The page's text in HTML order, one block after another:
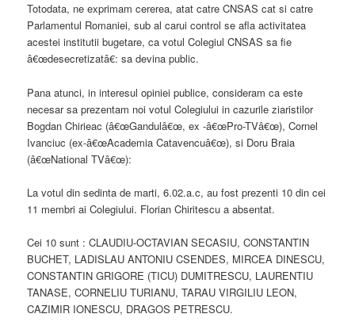
Totodata, ne exprimam cererea, atat catre CNSAS cat si catre
Parlamentul Romaniei, sub al carui control se afla activitatea
acestei institutii bugetare, ca votul Colegiul CNSAS sa fie
â€œdesecretizatâ€: sa devina public.
Pana atunci, in interesul opiniei publice, consideram ca este
necesar sa prezentam noi votul Colegiului in cazurile ziaristilor
Bogdan Chirieac (â€œGandulâ€œ, ex -â€œPro-TVâ€œ), Cornel
Ivanciuc (ex-â€œAcademia Catavencuâ€œ), si Doru Braia
(â€œNational TVâ€œ):
La votul din sedinta de marti, 6.02.a.c, au fost prezenti 10 din cei
11 membri ai Colegiului. Florian Chiritescu a absentat.
Cei 10 sunt : CLAUDIU-OCTAVIAN SECASIU, CONSTANTIN
BUCHET, LADISLAU ANTONIU CSENDES, MIRCEA DINESCU,
CONSTANTIN GRIGORE (TICU) DUMITRESCU, LAURENTIU
TANASE, CORNELIU TURIANU, TARAU VIRGILIU LEON,
CAZIMIR IONESCU, DRAGOS PETRESCU.